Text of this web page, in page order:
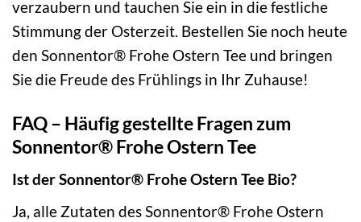
verzaubern und tauchen Sie ein in die festliche
Stimmung der Osterzeit. Bestellen Sie noch heute
den Sonnentor® Frohe Ostern Tee und bringen
Sie die Freude des Frühlings in Ihr Zuhause!
FAQ – Häufig gestellte Fragen zum
Sonnentor® Frohe Ostern Tee
Ist der Sonnentor® Frohe Ostern Tee Bio?
Ja, alle Zutaten des Sonnentor® Frohe Ostern